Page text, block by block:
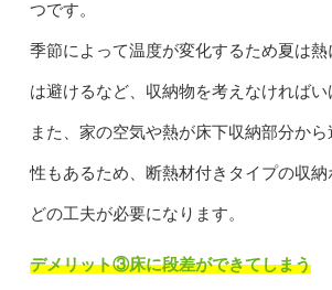
つです。
季節によって温度が変化するため夏は
は避けるなど、収納物を考えなければい
また、家の空気や熱が床下収納部分か
性もあるため、断熱材付きタイプの収
どの工夫が必要になります。
デメリット③床に段差ができてしまう